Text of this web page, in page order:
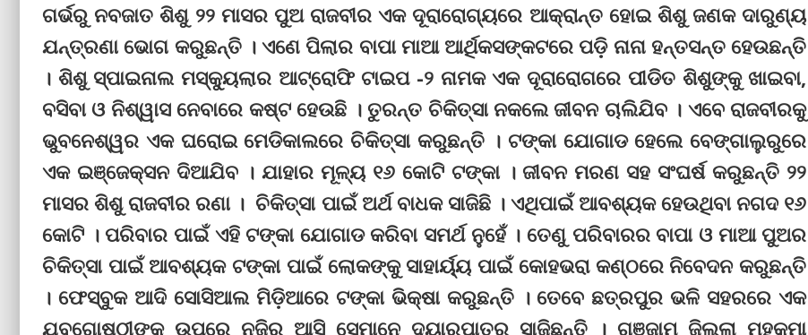
ଗର୍ଭରୁ ନବଜାତ ଶିଶୁ ୨୨ ମାସର ପୁଅ ରାଜବୀର ଏକ ଦୂରାରୋଗ୍ୟରେ ଆକ୍ରାନ୍ତ ହୋଇ ଶିଶୁ ଜଣକ ଦାରୁଣ୍ୟ
ଯନ୍ତ୍ରଣା ଭୋଗ କରୁଛନ୍ତି । ଏଣେ ପିଲାର ବାପା ମାଆ ଆର୍ଥିକସଙ୍କଟରେ ପଡ଼ି ନାନା ହନ୍ତସନ୍ତ ହେଉଛନ୍ତି
। ଶିଶୁ ସ୍ପାଇନାଲ ମସ୍କ୍ୟୁଲାର ଆଟ୍ରୋଫି ଟାଇପ -୨ ନାମକ ଏକ ଦୂରାରୋଗରେ ପୀଡିତ ଶିଶୁଙ୍କୁ ଖାଇବା,
ବସିବା ଓ ନିଶ୍ୱାସ ନେବାରେ କଷ୍ଟ ହେଉଛି । ତୁରନ୍ତ ଚିକିତ୍ସା ନକଲେ ଜୀବନ ଚାଲିଯିବ । ଏବେ ରାଜବୀରକୁ
ଭୁବନେଶ୍ୱର ଏକ ଘରୋଇ ମେଡିକାଲରେ ଚିକିତ୍ସା କରୁଛନ୍ତି । ଟଙ୍କା ଯୋଗାଡ ହେଲେ ବେଙ୍ଗାଲୁରୁରେ
ଏକ ଇଞ୍ଜେକ୍ସନ ଦିଆଯିବ । ଯାହାର ମୂଳ୍ୟ ୧୬ କୋଟି ଟଙ୍କା । ଜୀବନ ମରଣ ସହ ସଂଘର୍ଷ କରୁଛନ୍ତି ୨୨
ମାସର ଶିଶୁ ରାଜବୀର ରଣା । ଚିକିତ୍ସା ପାଇଁ ଅର୍ଥ ବାଧକ ସାଜିଛି । ଏଥିପାଇଁ ଆବଶ୍ୟକ ହେଉଥିବା ନଗଦ ୧୬
କୋଟି । ପରିବାର ପାଇଁ ଏହି ଟଙ୍କା ଯୋଗାଡ କରିବା ସମର୍ଥ ନୁହେଁ । ତେଣୁ ପରିବାରର ବାପା ଓ ମାଆ ପୁଅର
ଚିକିତ୍ସା ପାଇଁ ଆବଶ୍ୟକ ଟଙ୍କା ପାଇଁ ଲୋକଙ୍କୁ ସାହାର୍ୟ୍ୟ ପାଇଁ କୋହଭରା କଣ୍ଠରେ ନିବେଦନ କରୁଛନ୍ତି
। ଫେସ୍‌ବୁକ ଆଦି ସୋସିଆଲ ମିଡ଼ିଆରେ ଟଙ୍କା ଭିକ୍ଷା କରୁଛନ୍ତି । ତେବେ ଛତ୍ରପୁର ଭଳି ସହରରେ ଏକ
ଯୁବଗୋଷ୍ଠୀଙ୍କ ଉପରେ ନଜିର ଆସି ସେମାନେ ଦୟାରପାତ୍ର ସାଜିଛନ୍ତି । ଗଞ୍ଜାମ ଜିଲ୍ଲା ମହକୁମା